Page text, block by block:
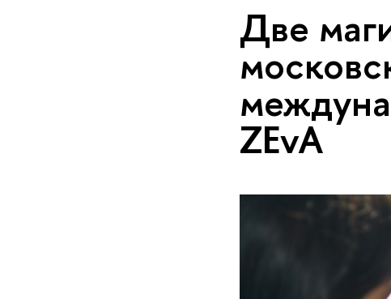
Две
ZEvA